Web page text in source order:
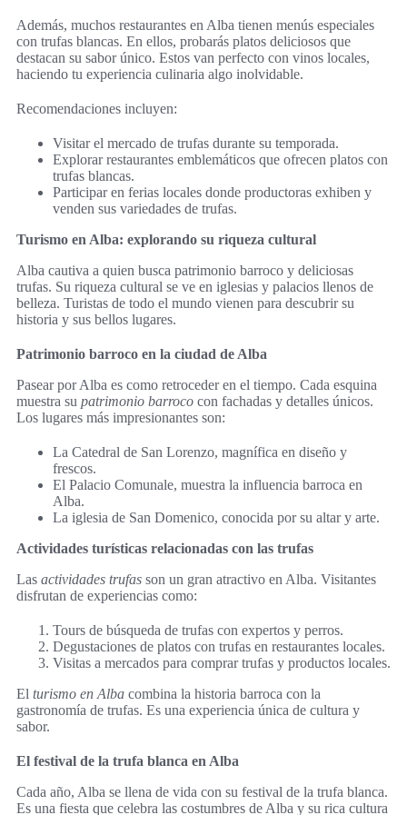
Además, muchos restaurantes en Alba tienen menús especiales
con trufas blancas. En ellos, probarás platos deliciosos que
destacan su sabor único. Estos van perfecto con vinos locales,
haciendo tu experiencia culinaria algo inolvidable.
Recomendaciones incluyen:
Visitar el mercado de trufas durante su temporada.
Explorar restaurantes emblemáticos que ofrecen platos con
trufas blancas.
Participar en ferias locales donde productoras exhiben y
venden sus variedades de trufas.
Turismo en Alba: explorando su riqueza cultural
Alba cautiva a quien busca patrimonio barroco y deliciosas
trufas. Su riqueza cultural se ve en iglesias y palacios llenos de
belleza. Turistas de todo el mundo vienen para descubrir su
historia y sus bellos lugares.
Patrimonio barroco en la ciudad de Alba
Pasear por Alba es como retroceder en el tiempo. Cada esquina
muestra su patrimonio barroco con fachadas y detalles únicos.
Los lugares más impresionantes son:
La Catedral de San Lorenzo, magnífica en diseño y
frescos.
El Palacio Comunale, muestra la influencia barroca en
Alba.
La iglesia de San Domenico, conocida por su altar y arte.
Actividades turísticas relacionadas con las trufas
Las actividades trufas son un gran atractivo en Alba. Visitantes
disfrutan de experiencias como:
Tours de búsqueda de trufas con expertos y perros.
Degustaciones de platos con trufas en restaurantes locales.
Visitas a mercados para comprar trufas y productos locales.
El turismo en Alba combina la historia barroca con la
gastronomía de trufas. Es una experiencia única de cultura y
sabor.
El festival de la trufa blanca en Alba
Cada año, Alba se llena de vida con su festival de la trufa blanca.
Es una fiesta que celebra las costumbres de Alba y su rica cultura